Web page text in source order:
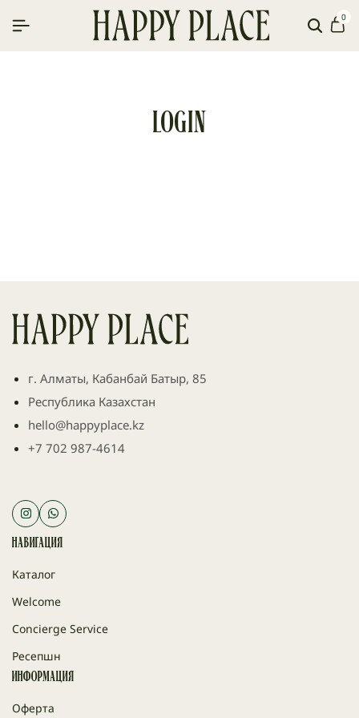
Search
0
Login
г. Алматы, Кабанбай Батыр, 85
Республика Казахстан
hello@happyplace.kz
+7 702 987-4614
Навигация
Каталог
Welcome
Concierge Service
Ресепшн
Информация
Оферта